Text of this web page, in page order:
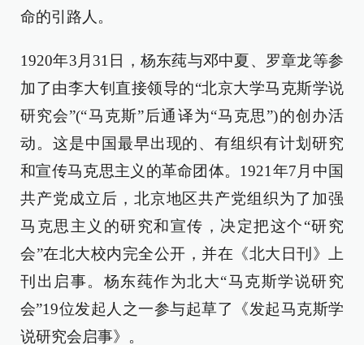
命的引路人。
1920年3月31日，杨东莼与邓中夏、罗章龙等参
加了由李大钊直接领导的“北京大学马克斯学说
研究会”(“马克斯”后通译为“马克思”)的创办活
动。这是中国最早出现的、有组织有计划研究
和宣传马克思主义的革命团体。1921年7月中国
共产党成立后，北京地区共产党组织为了加强
马克思主义的研究和宣传，决定把这个“研究
会”在北大校内完全公开，并在《北大日刊》上
刊出启事。杨东莼作为北大“马克斯学说研究
会”19位发起人之一参与起草了《发起马克斯学
说研究会启事》。